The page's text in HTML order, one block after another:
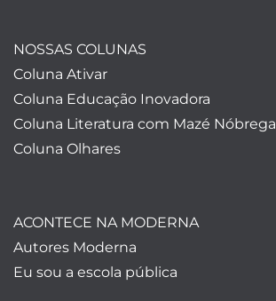
NOSSAS COLUNAS
Coluna Ativar
Coluna Educação Inovadora
Coluna Literatura com Mazé Nóbrega
Coluna Olhares
ACONTECE NA MODERNA
Autores Moderna
Eu sou a escola pública